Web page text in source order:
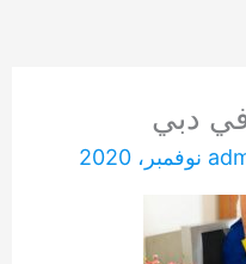
دبي